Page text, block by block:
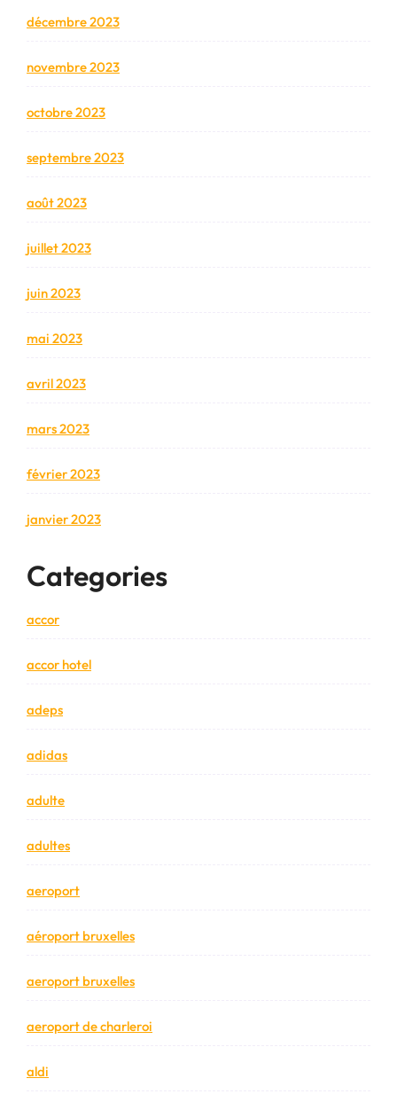
décembre 2023
novembre 2023
octobre 2023
septembre 2023
août 2023
juillet 2023
juin 2023
mai 2023
avril 2023
mars 2023
février 2023
janvier 2023
Categories
accor
accor hotel
adeps
adidas
adulte
adultes
aeroport
aéroport bruxelles
aeroport bruxelles
aeroport de charleroi
aldi